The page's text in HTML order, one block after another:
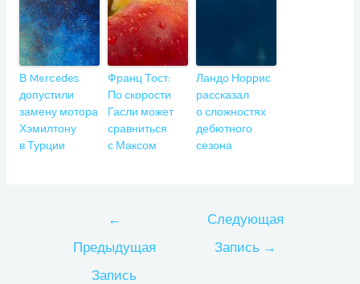
В Mercedes
допустили
замену мотора
Хэмилтону
в Турции
Франц Тост:
По скорости
Гасли может
сравниться
с Максом
Ландо Норрис
рассказал
о сложностях
дебютного
сезона
записям
←
Предыдущая
Запись
Следующая
Запись →